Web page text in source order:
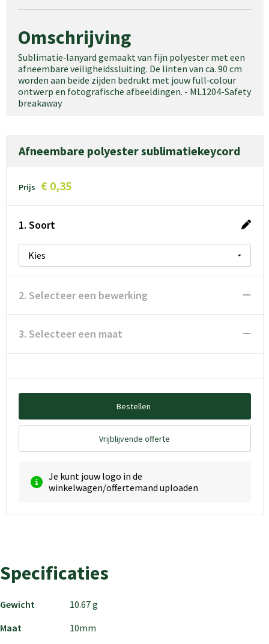
Omschrijving
Sublimatie‑lanyard gemaakt van fijn polyester met een
afneembare veiligheidssluiting. De linten van ca. 90 cm
worden aan beide zijden bedrukt met jouw full‑colour
ontwerp en fotografische afbeeldingen. - ML1204-Safety
breakaway
Afneembare polyester sublimatiekeycord
Prijs € 0,35
1. Soort
2. Selecteer een bewerking
3. Selecteer een maat
Bestellen
Vrijblijvende offerte
Je kunt jouw logo in de
winkelwagen/offertemand uploaden
Specificaties
Gewicht
10.67 g
Maat
10mm